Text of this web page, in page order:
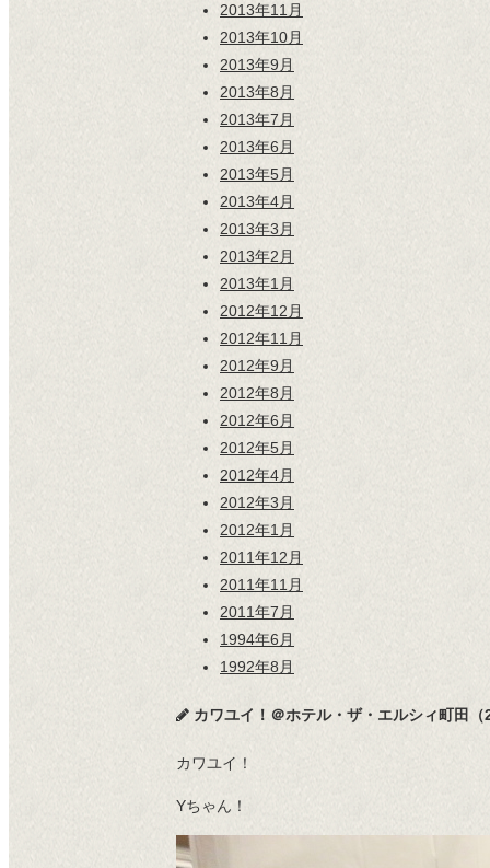
2013年11月
2013年10月
2013年9月
2013年8月
2013年7月
2013年6月
2013年5月
2013年4月
2013年3月
2013年2月
2013年1月
2012年12月
2012年11月
2012年9月
2012年8月
2012年6月
2012年5月
2012年4月
2012年3月
2012年1月
2011年12月
2011年11月
2011年7月
1994年6月
1992年8月
カワユイ！＠ホテル・ザ・エルシィ町田
カワユイ！
Yちゃん！